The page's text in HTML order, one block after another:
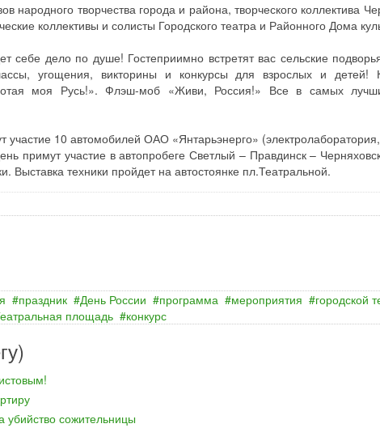
народного творчества города и района, творческого коллектива
коллективы и солисты Городского театра и Районного Дома
себе дело по душе! Гостеприимно встретят вас сельские
угощения, викторины и конкурсы для взрослых и детей!
моя Русь!». Флэш-моб «Живи, Россия!» Все в самых
участие 10 автомобилей ОАО «Янтарьэнерго»
примут участие в автопробеге Светлый – Правдинск –
Выставка техники пройдет на автостоянке пл.Театральной.
праздник День России программа мероприятия
городской
площадь конкурс
убийство сожительницы